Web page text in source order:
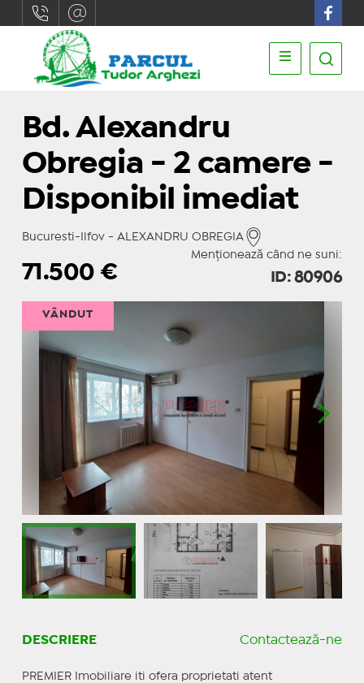
Bd. Alexandru
Obregia - 2 camere -
Disponibil imediat
Bucuresti-Ilfov - ALEXANDRU OBREGIA
Menționează când ne suni:
71.500€ ID: 80906
VÂNDUT
DESCRIERE Contactează-ne
PREMIER Imobiliare iti ofera proprietati atent